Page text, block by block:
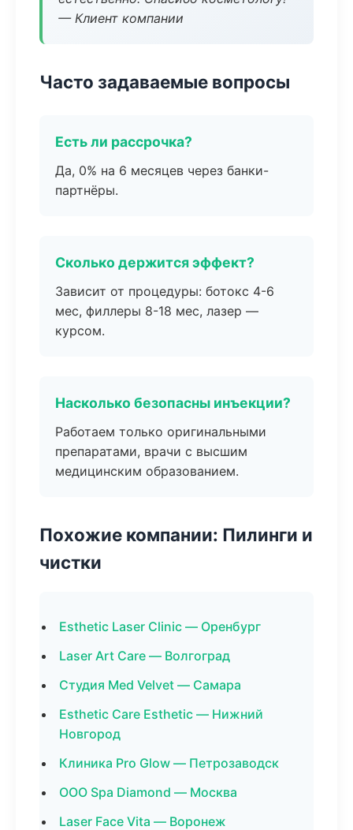
— Клиент компании
Часто задаваемые вопросы
Есть ли рассрочка?
Да, 0% на 6 месяцев через банки-
партнёры.
Сколько держится эффект?
Зависит от процедуры: ботокс 4-6
мес, филлеры 8-18 мес, лазер —
курсом.
Насколько безопасны инъекции?
Работаем только оригинальными
препаратами, врачи с высшим
медицинским образованием.
Похожие компании: Пилинги и
чистки
Esthetic Laser Clinic — Оренбург
Laser Art Care — Волгоград
Студия Med Velvet — Самара
Esthetic Care Esthetic — Нижний
Новгород
Клиника Pro Glow — Петрозаводск
ООО Spa Diamond — Москва
Laser Face Vita — Воронеж